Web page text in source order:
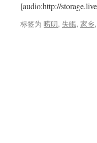
[audio:http://
标签为 唠叨, 失眠, 家乡,